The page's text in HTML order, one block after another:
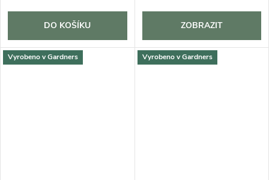
DO KOŠÍKU ZOBRAZIT
Vyrobeno v Gardners Vyrobeno v Gardners